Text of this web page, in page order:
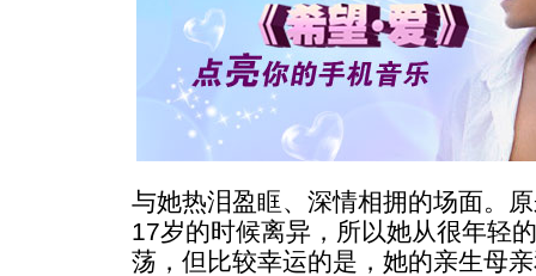
与她热泪盈眶、深情相拥的场面。
17岁的时候离异，所以她从很年轻
荡，但比较幸运的是，她的亲生母